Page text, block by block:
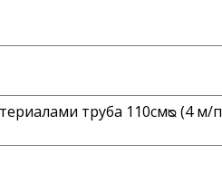
труба 110смᴓ (4 м/п